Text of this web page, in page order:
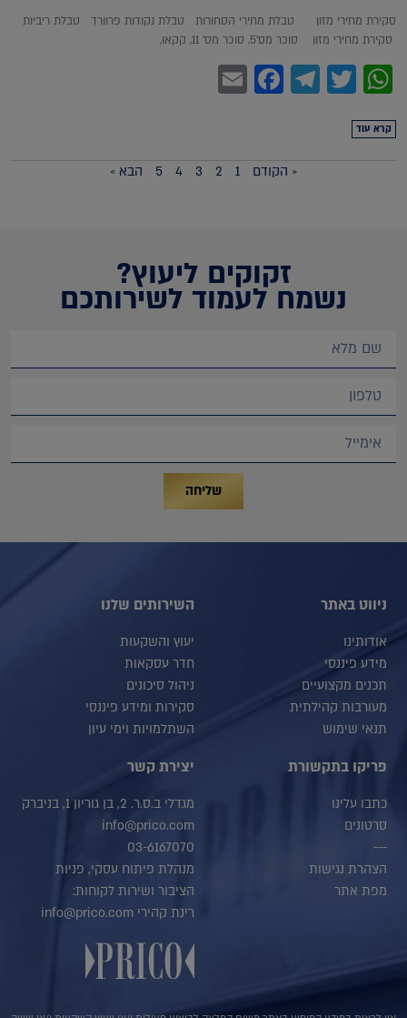
סקירת מחירי מזון טבלת מחירי הסחורות טבלת נקודות פרוורד טבלת ריביות
סקירת מחירי מזון סוכר מס'5, סוכר מס' 11, קקאו,
WhatsApp
Twitter
Telegram
Facebook
קרא עוד
« הקודם 1
2
3
4
5 הבא »
זקוקים ליעוץ?
נשמח לעמוד לשירותכם
שליחה
ניווט באתר
אודותינו
מידע פיננסי
תכנים מקצועיים
מעורבות קהילתית
תנאי שימוש
השירותים שלנו
יעוץ והשקעות
חדר עסקאות
ניהול סיכונים
סקירות ומידע פיננסי
השתלמויות וימי עיון
פריקו בתקשורת
כתבו עלינו
סרטונים
---
הצהרת נגישות
מפת אתר
יצירת קשר
מגדלי ב.ס.ר. 2, בן גוריון 1, בניברק
info@prico.com
03-6167070
מנהלת פיתוח עסקי, פניות
הציבור ושירות לקוחות:
רינת קהירי info@prico.com